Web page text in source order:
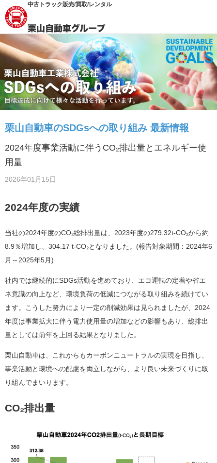
中古トラック販売/買取/レンタル
栗山自動車のSDGsへの取り組み 最新情報
2024年度事業活動に伴うCO₂排出量とエネルギー使
用量
2026年01月15日
2024年度の実績
当社の2024年度のCO₂総排出量は、2023年度の279.32t-CO₂から約
8.9％増加し、304.17 t-CO₂となりました。(報告対象期間：2024年6
月～2025年5月)
社内では継続的にSDGs活動を進めており、エコ運転の定着や省エ
ネ意識の向上など、環境負荷の低減につながる取り組みを続けてい
ます。こうした努力により一定の削減効果は見られましたが、2024
年度は事業拡大に伴う電力使用量の増加などの影響もあり、総排出
量としては前年を上回る結果となりました。
栗山自動車は、これからもカーボンニュートラルの実現を目指し、
事業活動と環境への配慮を両立しながら、より良い未来づくりに取
り組んでまいります。
CO₂排出量